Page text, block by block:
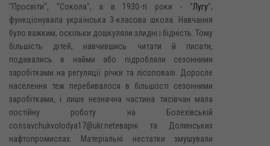
"Просвіти", "Сокола", а в 1930-ті роки - "Лугу",
функціонувала українська 3-класова школа. Навчання
було важким, оскільки дошкуляли злидні і бідність. Тому
більшість дітей, навчившись читати й писати,
подавались в найми або підробляли сезонними
заробітками на регуляції річки та лісоповалі. Доросле
населення теж перебивалося в більшості сезонними
заробітками, і лише незначна частина тисівчан мала
постійну роботу на Болехівській
солsavchukvolodya17@ukr.netеварні та Долинських
нафтопромислах. Матеріальні нестатки змушували